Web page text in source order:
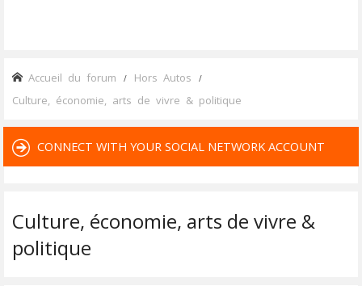
Accueil du forum Hors Autos
Culture, économie, arts de vivre & politique
CONNECT WITH YOUR SOCIAL NETWORK ACCOUNT
Culture, économie, arts de vivre &
politique